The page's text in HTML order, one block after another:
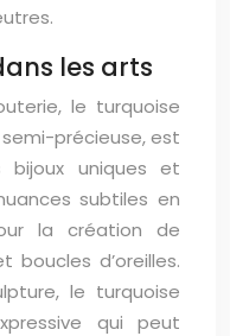
les arts
le turquoise
précieuse, est
uniques et
subtiles en
la création de
boucles d’oreilles.
le turquoise
qui peut